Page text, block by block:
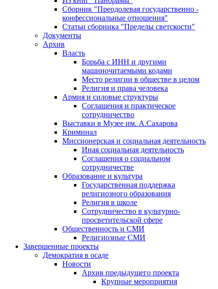
Сборник "Преодолевая государственно -
конфессиональные отношения"
Статьи сборника "Пределы светскости"
Документы
Архив
Власть
Борьба с ИНН и другими
машиночитаемыми кодами
Место религии в обществе в целом
Религия и права человека
Армия и силовые структуры
Соглашения и практическое
сотрудничество
Выставки в Музее им. А.Сахарова
Криминал
Миссионерская и социальная деятельность
Иная социальная деятельность
Соглашения о социальном
сотрудничестве
Образование и культура
Государственная поддержка
религиозного образования
Религия в школе
Сотрудничество в культурно-
просветительской сфере
Общественность и СМИ
Религиозные СМИ
Завершенные проекты
Демократия в осаде
Новости
Архив предыдущего проекта
Крупные мероприятия